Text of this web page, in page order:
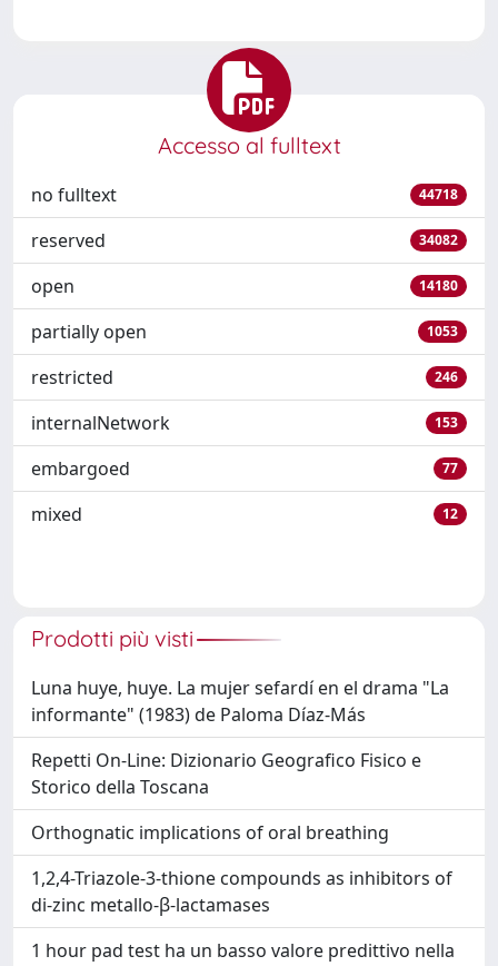
Accesso al fulltext
no fulltext 44718
reserved 34082
open 14180
partially open 1053
restricted 246
internalNetwork 153
embargoed 77
mixed 12
Prodotti più visti
Luna huye, huye. La mujer sefardí en el drama "La
informante" (1983) de Paloma Díaz-Más
Repetti On-Line: Dizionario Geografico Fisico e
Storico della Toscana
Orthognatic implications of oral breathing
1,2,4-Triazole-3-thione compounds as inhibitors of
di-zinc metallo-β-lactamases
1 hour pad test ha un basso valore predittivo nella